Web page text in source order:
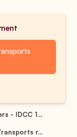
- IDCC 1...
r...